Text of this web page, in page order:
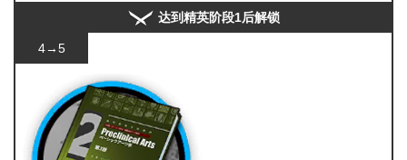
达到精英阶段1后解锁
4→5